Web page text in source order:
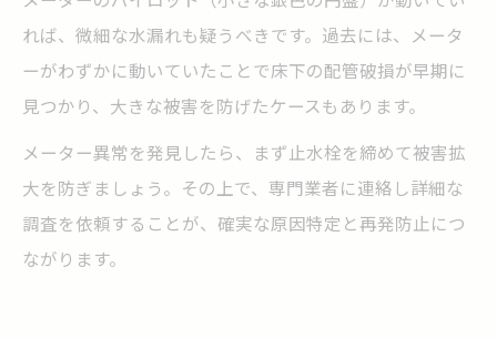
れば、微細な水漏れも疑うべきです。過去には、メータ
ーがわずかに動いていたことで床下の配管破損が早期に
見つかり、大きな被害を防げたケースもあります。
メーター異常を発見したら、まず止水栓を締めて被害拡
大を防ぎましょう。その上で、専門業者に連絡し詳細な
調査を依頼することが、確実な原因特定と再発防止につ
ながります。